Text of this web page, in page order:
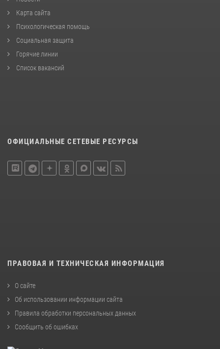
Карта сайта
Психологическая помощь
Социальная защита
Горячие линии
Список вакансий
ОФИЦИАЛЬНЫЕ СЕТЕВЫЕ РЕСУРСЫ
ПРАВОВАЯ И ТЕХНИЧЕСКАЯ ИНФОРМАЦИЯ
О сайте
Об использовании информации сайта
Правила обработки персональных данных
Сообщить об ошибках